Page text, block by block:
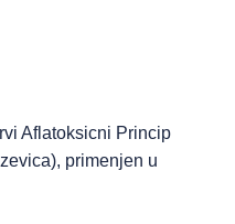
Aflatoksicni Princip
primenjen u